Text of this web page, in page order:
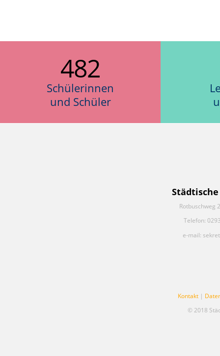
482
Schülerinnen
und Schüler
Rotbuschweg
Telefon:
e-mail:
Kontakt |
© 2018